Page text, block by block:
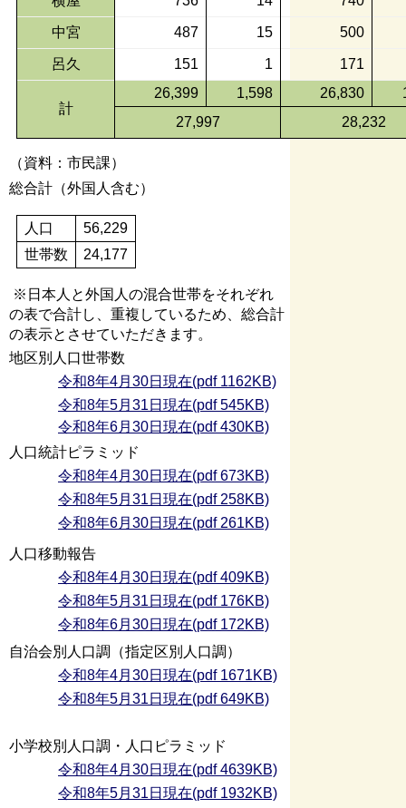
中宮 487 15 500
呂久 151 1 171
計
26,399 1,598 26,830
27,997
28,232
（資料：市民課）
総合計（外国人含む）
人口
56,229
世帯数
24,177
※日本人と外国人の混合世帯をそれぞれ
の表で合計し、重複しているため、総合計
の表示とさせていただきます。
地区別人口世帯数
令和8年4月30日現在(pdf 1162KB)
令和8年5月31日現在(pdf 545KB)
令和8年6月30日現在(pdf 430KB)
人口統計ピラミッド
令和8年4月30日現在(pdf 673KB)
令和8年5月31日現在(pdf 258KB)
令和8年6月30日現在(pdf 261KB)
人口移動報告
令和8年4月30日現在(pdf 409KB)
令和8年5月31日現在(pdf 176KB)
令和8年6月30日現在(pdf 172KB)
自治会別人口調（指定区別人口調）
令和8年4月30日現在(pdf 1671KB)
令和8年5月31日現在(pdf 649KB)
小学校別人口調・人口ピラミッド
令和8年4月30日現在(pdf 4639KB)
令和8年5月31日現在(pdf 1932KB)